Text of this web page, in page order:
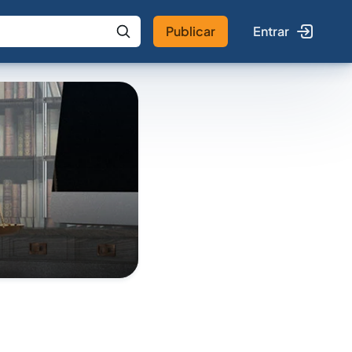
IA Buscar no Jus
Publicar Entrar